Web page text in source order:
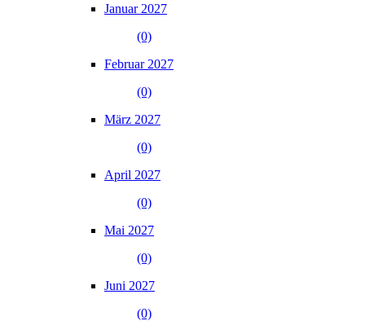
Januar 2027
(0)
Februar 2027
(0)
März 2027
(0)
April 2027
(0)
Mai 2027
(0)
Juni 2027
(0)